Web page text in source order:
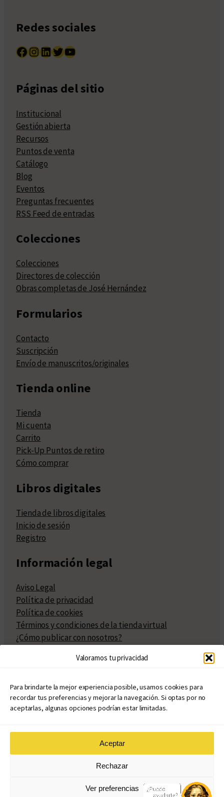
Valoramos tu privacidad
Para brindarte la mejor experiencia posible, usamos cookies para
recordar tus preferencias y mejorar la navegación. Si optas por no
aceptarlas, algunas opciones podrían estar limitadas.
Aceptar
Rechazar
Ver preferencias
Redes sociales
Facebook InstagramLinkedIn Twitter YouTube
Páginas del sitio
Institucional
Gestión abierta
Recursos
Puntos de venta
Catálogo
Blog
Eventos
Preguntas frecuentes
RSS Feed de entradas
Colecciones
Colecciones
Directores de colección
Obras completas de José Hernández
Formularios
Contacto
Suscripción
Envío de manuscritos/originales
Tienda online
Tienda
Mi cuenta
Carrito
Pick-Up Puntos de retiro
Cómo comprar
Libros digitales
Tienda de libros digitales
Inicio de sesión
Registro
Información legal
Aviso Legal
Política de privacidad
Política de cookies
Términos y condiciones de la tienda virtual
¿Cómo publicar con nosotros?
Políticas de publicación
Políticas de coedición
Atribuciones